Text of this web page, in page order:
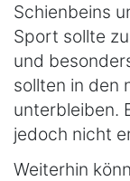
Schienbeins
Sport sollte
und
sollten in den
unterbleiben.
jedoch nicht
Weiterhin